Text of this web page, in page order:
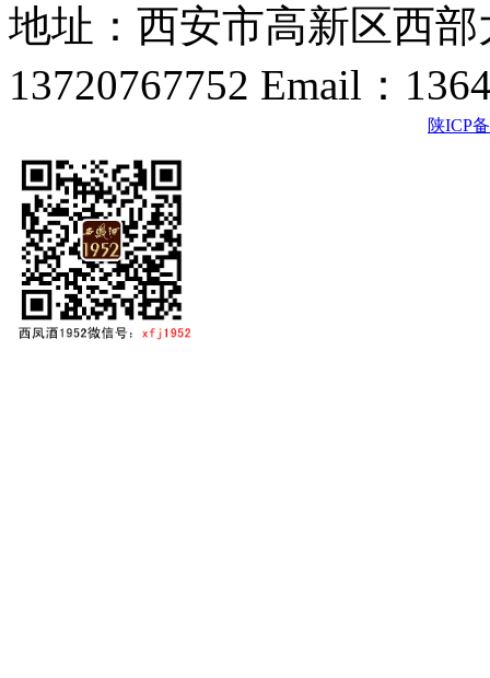
地址：西安市高新区西
13720767752 Email：
陕ICP